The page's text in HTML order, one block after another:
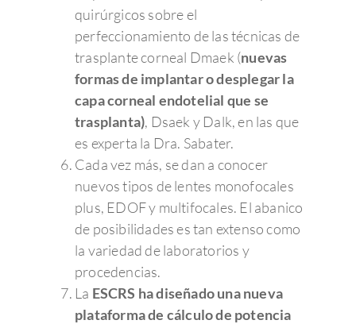
quirúrgicos sobre el
perfeccionamiento de las técnicas de
trasplante corneal Dmaek (nuevas
formas de implantar o desplegar la
capa corneal endotelial que se
trasplanta), Dsaek y Dalk, en las que
es experta la Dra. Sabater.
Cada vez más, se dan a conocer
nuevos tipos de lentes monofocales
plus, EDOF y multifocales. El abanico
de posibilidades es tan extenso como
la variedad de laboratorios y
procedencias.
La ESCRS ha diseñado una nueva
plataforma de cálculo de potencia